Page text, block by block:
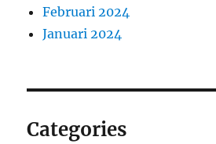
Februari 2024
Januari 2024
Categories